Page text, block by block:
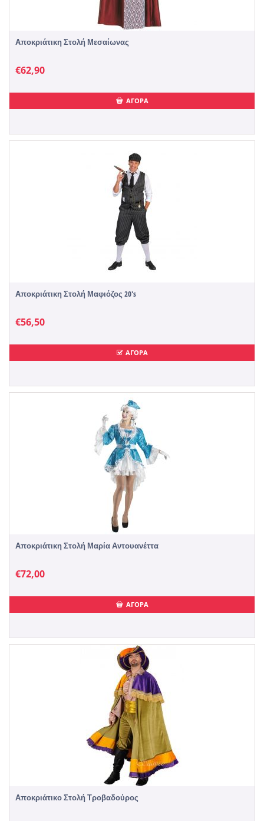
Αποκριάτικη Στολή Μεσαίωνας
€62,90
ΑΓΟΡΑ
Αποκριάτικη Στολή Μαφιόζος 20's
€56,50
ΑΓΟΡΑ
Αποκριάτικη Στολή Μαρία Αντουανέττα
€72,00
ΑΓΟΡΑ
Αποκριάτικο Στολή Τροβαδούρος